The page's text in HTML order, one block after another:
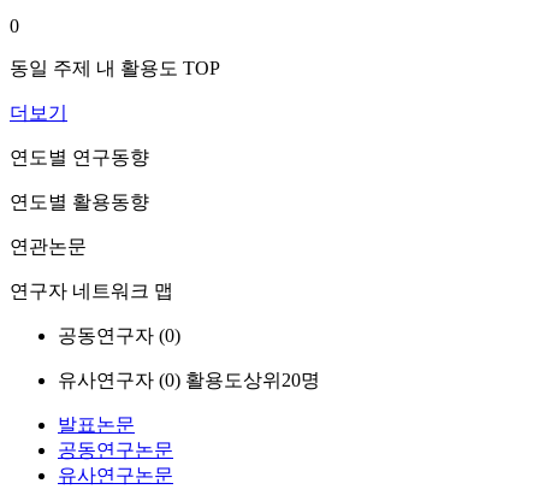
0
동일 주제 내 활용도 TOP
더보기
연도별 연구동향
연도별 활용동향
연관논문
연구자 네트워크 맵
공동연구자 (0)
유사연구자 (0) 활용도상위20명
발표논문
공동연구논문
유사연구논문